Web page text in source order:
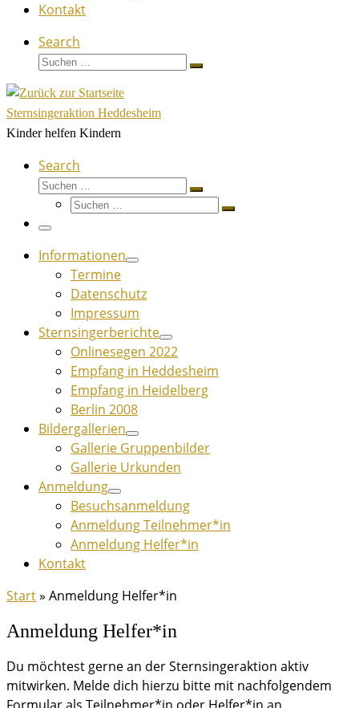
Kontakt
Search
Suche
Suchen …
Sternsingeraktion Heddesheim
Kinder helfen Kindern
Search
Suche
Suchen …
Suche
Suchen …
Menü
Informationen
Termine
Datenschutz
Impressum
Sternsingerberichte
Onlinesegen 2022
Empfang in Heddesheim
Empfang in Heidelberg
Berlin 2008
Bildergallerien
Gallerie Gruppenbilder
Gallerie Urkunden
Anmeldung
Besuchsanmeldung
Anmeldung Teilnehmer*in
Anmeldung Helfer*in
Kontakt
Start» Anmeldung Helfer*in
Anmeldung Helfer*in
Du möchtest gerne an der Sternsingeraktion aktiv
mitwirken. Melde dich hierzu bitte mit nachfolgendem